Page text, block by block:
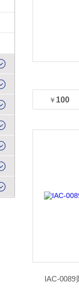
￥ 100
IAC-0089